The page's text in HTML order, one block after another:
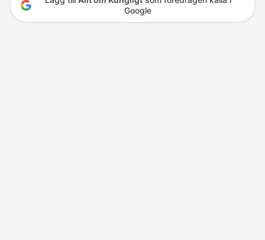
Google